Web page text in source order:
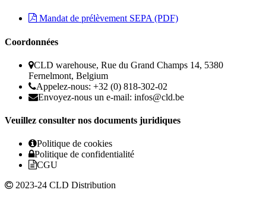
Mandat de prélèvement SEPA (PDF)
Coordonnées
CLD warehouse, Rue du Grand Champs 14, 5380
Fernelmont, Belgium
Appelez-nous: +32 (0) 818-302-02
Envoyez-nous un e-mail: infos@cld.be
Veuillez consulter nos documents juridiques
Politique de cookies
Politique de confidentialité
CGU
2023-24 CLD Distribution